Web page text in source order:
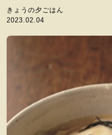
きょうの夕ごはん
2023.02.04